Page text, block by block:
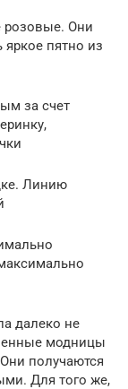
розовые. Они
яркое пятно из
за счет
Линию
далеко не
модницы
получаются
Для того же,